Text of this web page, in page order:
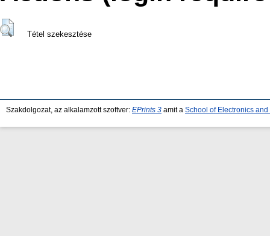
Tétel szekesztése
Szakdolgozat, az alkalamzott szoftver: EPrints 3 amit a School of Electronics